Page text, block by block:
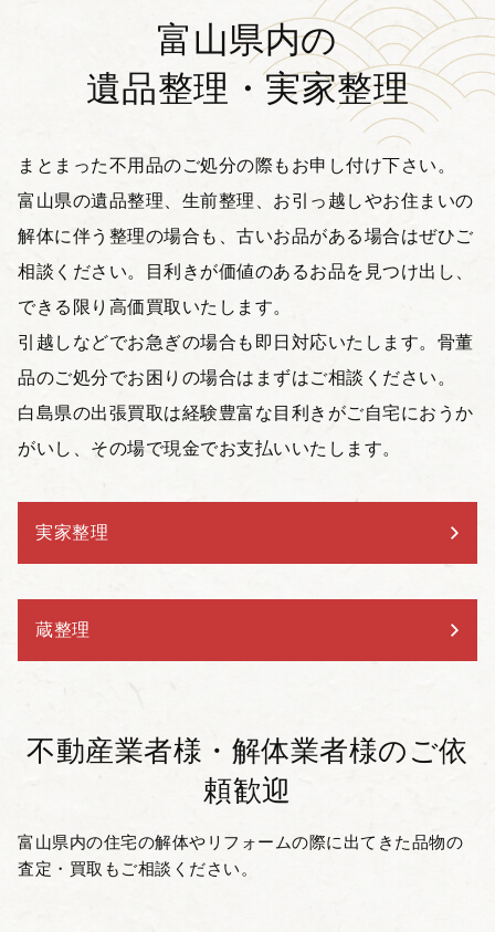
富山県内の
遺品整理・実家整理
まとまった不用品のご処分の際もお申し付け下さい。
富山県の遺品整理、生前整理、お引っ越しやお住まいの
解体に伴う整理の場合も、古いお品がある場合はぜひご
相談ください。目利きが価値のあるお品を見つけ出し、
できる限り高価買取いたします。
引越しなどでお急ぎの場合も即日対応いたします。骨董
品のご処分でお困りの場合はまずはご相談ください。
白島県の出張買取は経験豊富な目利きがご自宅におうか
がいし、その場で現金でお支払いいたします。
実家整理
蔵整理
不動産業者様・解体業者様の ご依
頼歓迎
富山県内の住宅の解体やリフォームの際に出てきた品物の
査定・買取もご相談ください。